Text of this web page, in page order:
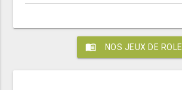
menu_book NOS JEUX DE ROLE